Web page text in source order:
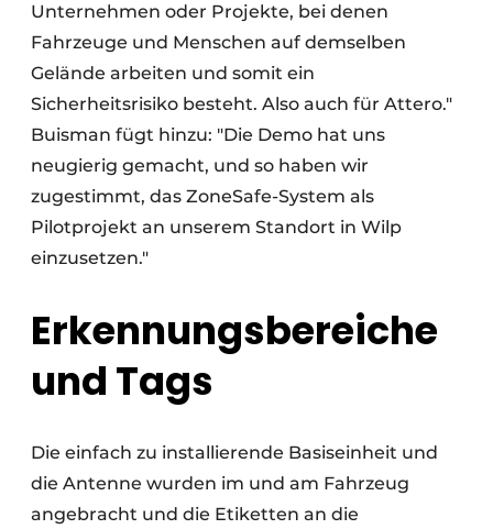
Unternehmen oder Projekte, bei denen
Fahrzeuge und Menschen auf demselben
Gelände arbeiten und somit ein
Sicherheitsrisiko besteht. Also auch für Attero."
Buisman fügt hinzu: "Die Demo hat uns
neugierig gemacht, und so haben wir
zugestimmt, das ZoneSafe-System als
Pilotprojekt an unserem Standort in Wilp
einzusetzen."
Erkennungsbereiche
und Tags
Die einfach zu installierende Basiseinheit und
die Antenne wurden im und am Fahrzeug
angebracht und die Etiketten an die